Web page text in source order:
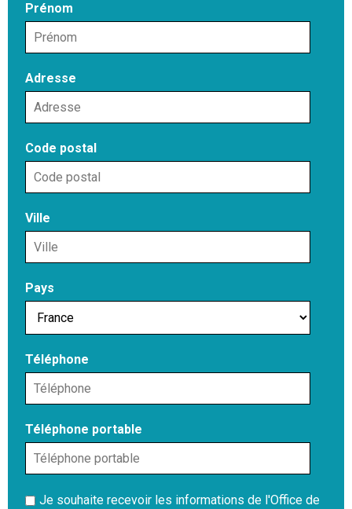
Prénom
Adresse
Code postal
Ville
Pays
Téléphone
Téléphone portable
Je souhaite recevoir les informations de l'Office de